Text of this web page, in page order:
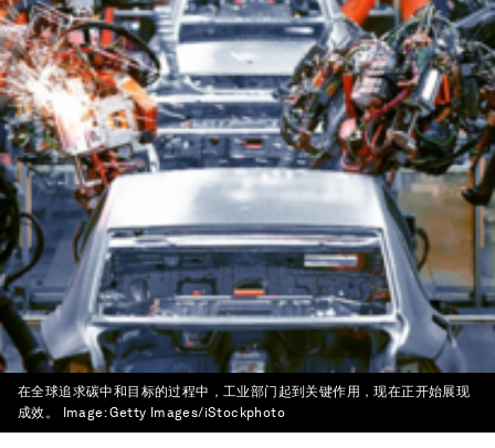
在全球追求碳中和目标的过程中，工业部门起到关键作用，现在正开始展现
成效。
Image:Getty Images/iStockphoto